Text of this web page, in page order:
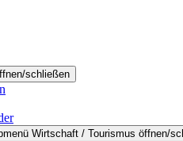
schließen
Wirtschaft / Tourismus öffnen/